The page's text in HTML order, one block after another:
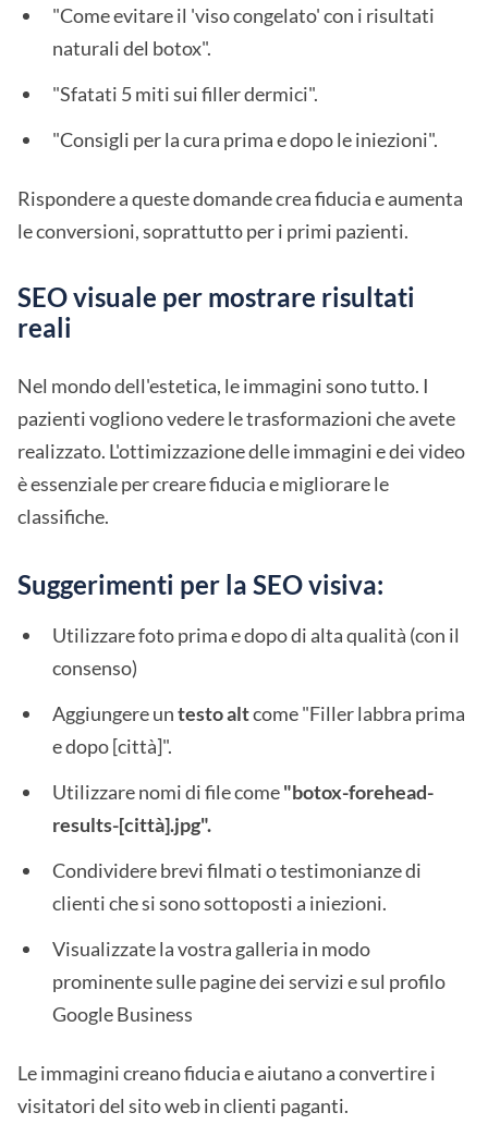
"Come evitare il 'viso congelato' con i risultati
naturali del botox".
"Sfatati 5 miti sui filler dermici".
"Consigli per la cura prima e dopo le iniezioni".
Rispondere a queste domande crea fiducia e aumenta
le conversioni, soprattutto per i primi pazienti.
SEO visuale per mostrare risultati
reali
Nel mondo dell'estetica, le immagini sono tutto. I
pazienti vogliono vedere le trasformazioni che avete
realizzato. L'ottimizzazione delle immagini e dei video
è essenziale per creare fiducia e migliorare le
classifiche.
Suggerimenti per la SEO visiva:
Utilizzare foto prima e dopo di alta qualità (con il
consenso)
Aggiungere untesto altcome "Filler labbra prima
e dopo [città]".
Utilizzare nomi di file come"botox-forehead-
results-[città].jpg".
Condividere brevi filmati o testimonianze di
clienti che si sono sottoposti a iniezioni.
Visualizzate la vostra galleria in modo
prominente sulle pagine dei servizi e sul profilo
Google Business
Le immagini creano fiducia e aiutano a convertire i
visitatori del sito web in clienti paganti.